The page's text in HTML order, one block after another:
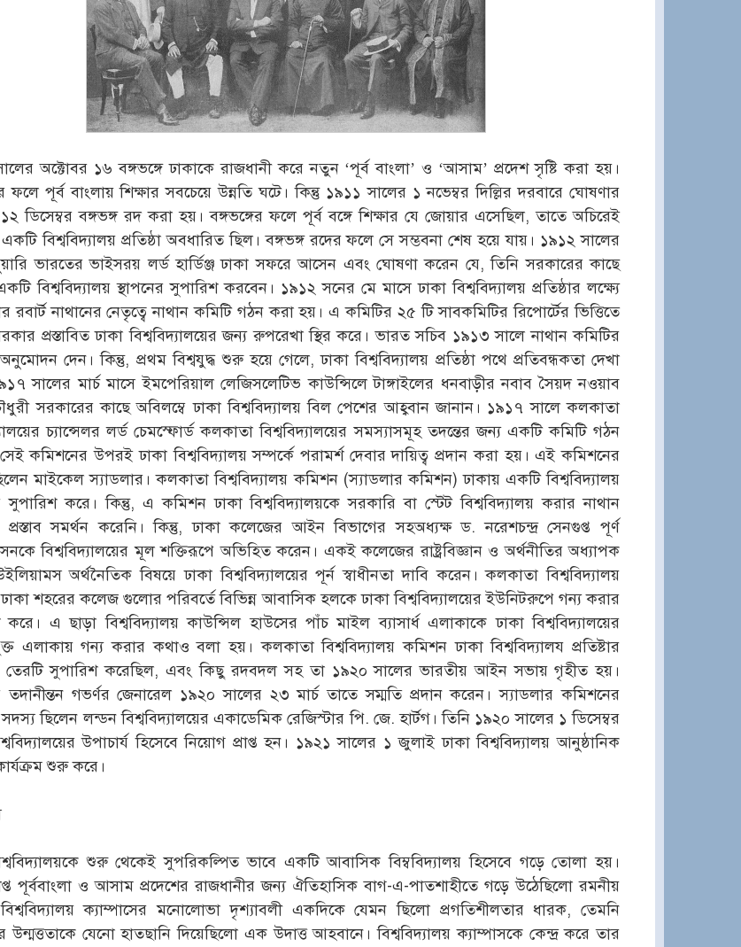
অক্টোবর ১৬ বঙ্গভঙ্গে ঢাকাকে রাজধানী করে নতুন ‘পূর্ব বাংলা’ ও ‘আসাম’ প্রদেশ সৃষ্টি করা হয়।
ফলে পূর্ব বাংলায় শিক্ষার সবচেয়ে উন্নতি ঘটে। কিন্তু ১৯১১ সালের ১ নভেম্বর দিল্লির দরবারে ঘোষণার
ডিসেম্বর বঙ্গভঙ্গ রদ করা হয়। বঙ্গভঙ্গের ফলে পূর্ব বঙ্গে শিক্ষার যে জোয়ার এসেছিল, তাতে অচিরেই
বিশ্ববিদ্যালয় প্রতিষ্ঠা অবধারিত ছিল। বঙ্গভঙ্গ রদের ফলে সে সম্ভবনা শেষ হয়ে যায়। ১৯১২ সালের
ভারতের ভাইসরয় লর্ড হার্ডিঞ্জ ঢাকা সফরে আসেন এবং ঘোষণা করেন যে, তিনি সরকারের কাছে
বিশ্ববিদ্যালয় স্থাপনের সুপারিশ করবেন। ১৯১২ সনের মে মাসে ঢাকা বিশ্ববিদ্যালয় প্রতিষ্ঠার লক্ষ্যে
রবার্ট নাথানের নেতৃত্বে নাথান কমিটি গঠন করা হয়। এ কমিটির ২৫ টি সাবকমিটির রিপোর্টের ভিত্তিতে
প্রস্তাবিত ঢাকা বিশ্ববিদ্যালয়ের জন্য রুপরেখা স্থির করে। ভারত সচিব ১৯১৩ সালে নাথান কমিটির
দেন। কিন্তু, প্রথম বিশ্বযুদ্ধ শুরু হয়ে গেলে, ঢাকা বিশ্ববিদ্যালয় প্রতিষ্ঠা পথে প্রতিবন্ধকতা দেখা
সালের মার্চ মাসে ইমপেরিয়াল লেজিসলেটিভ কাউন্সিলে টাঙ্গাইলের ধনবাড়ীর নবাব সৈয়দ নওয়াব
সরকারের কাছে অবিলম্বে ঢাকা বিশ্ববিদ্যালয় বিল পেশের আহ্ববান জানান। ১৯১৭ সালে কলকাতা
চ্যান্সেলর লর্ড চেমস্ফোর্ড কলকাতা বিশ্ববিদ্যালয়ের সমস্যাসমূহ তদন্তের জন্য একটি কমিটি গঠন
কমিশনের উপরই ঢাকা বিশ্ববিদ্যালয় সম্পর্কে পরামর্শ দেবার দায়িত্ব প্রদান করা হয়। এই কমিশনের
মাইকেল স্যাডলার। কলকাতা বিশ্ববিদ্যালয় কমিশন (স্যাডলার কমিশন) ঢাকায় একটি বিশ্ববিদ্যালয়
সুপারিশ করে। কিন্তু, এ কমিশন ঢাকা বিশ্ববিদ্যালয়কে সরকারি বা স্টেট বিশ্ববিদ্যালয় করার নাথান
প্রস্তাব সমর্থন করেনি। কিন্তু, ঢাকা কলেজের আইন বিভাগের সহঅধ্যক্ষ ড. নরেশচন্দ্র সেনগুপ্ত পূর্ণ
বিশ্ববিদ্যালয়ের মূল শক্তিরূপে অভিহিত করেন। একই কলেজের রাষ্ট্রবিজ্ঞান ও অর্থনীতির অধ্যাপক
অর্থনৈতিক বিষয়ে ঢাকা বিশ্ববিদ্যালয়ের পূর্ন স্বাধীনতা দাবি করেন। কলকাতা বিশ্ববিদ্যালয়
শহরের কলেজ গুলোর পরিবর্তে বিভিন্ন আবাসিক হলকে ঢাকা বিশ্ববিদ্যালয়ের ইউনিটরুপে গন্য করার
করে। এ ছাড়া বিশ্ববিদ্যালয় কাউন্সিল হাউসের পাঁচ মাইল ব্যাসার্ধ এলাকাকে ঢাকা বিশ্ববিদ্যালয়ের
এলাকায় গন্য করার কথাও বলা হয়। কলকাতা বিশ্ববিদ্যালয় কমিশন ঢাকা বিশ্ববিদ্যালয প্রতিষ্টার
তেরটি সুপারিশ করেছিল, এবং কিছু রদবদল সহ তা ১৯২০ সালের ভারতীয় আইন সভায় গৃহীত হয়।
তদানীন্তন গভর্ণর জেনারেল ১৯২০ সালের ২৩ মার্চ তাতে সম্মতি প্রদান করেন। স্যাডলার কমিশনের
ছিলেন লন্ডন বিশ্ববিদ্যালয়ের একাডেমিক রেজিস্টার পি. জে. হার্টগ। তিনি ১৯২০ সালের ১ ডিসেম্বর
উপাচার্য হিসেবে নিয়োগ প্রাপ্ত হন। ১৯২১ সালের ১ জুলাই ঢাকা বিশ্ববিদ্যালয় আনুষ্ঠানিক
শুরু করে।
শুরু থেকেই সুপরিকল্পিত ভাবে একটি আবাসিক বিম্ববিদ্যালয় হিসেবে গড়ে তোলা হয়।
পূর্ববাংলা ও আসাম প্রদেশের রাজধানীর জন্য ঐতিহাসিক বাগ-এ-পাতশাহীতে গড়ে উঠেছিলো রমনীয়
ক্যাম্পাসের মনোলোভা দৃশ্যাবলী একদিকে যেমন ছিলো প্রগতিশীলতার ধারক, তেমনি
উন্মত্ততাকে যেনো হাতছানি দিয়েছিলো এক উদাত্ত আহবানে। বিশ্ববিদ্যালয় ক্যাম্পাসকে কেন্দ্র করে তার